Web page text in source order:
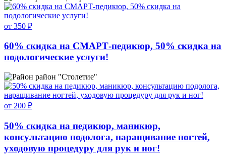
от 350 ₽
60% скидка на СМАРТ-педикюр, 50% скидка на
подологические услуги!
район "Столетие"
от 200 ₽
50% скидка на педикюр, маникюр,
консультацию подолога, наращивание ногтей,
уходовую процедуру для рук и ног!